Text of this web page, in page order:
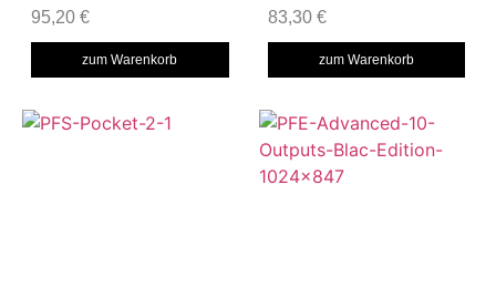
95,20 €
zum Warenkorb
83,30 €
zum Warenkorb